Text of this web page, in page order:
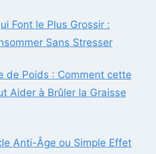
Font le Plus Grossir :
Sans Stresser
de Poids : Comment cette
Aider à Brûler la Graisse
Anti-Âge ou Simple Effet